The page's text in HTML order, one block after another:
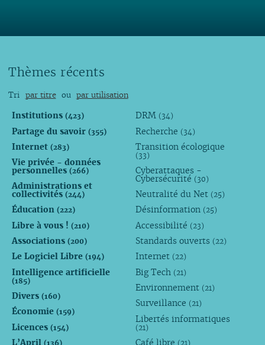
Thèmes récents
Tri par titre ou par utilisation
Institutions (423)
Partage du savoir (355)
Internet (283)
Vie privée - données
personnelles (266)
Administrations et
collectivités (244)
Éducation (222)
Libre à vous ! (210)
Associations (200)
Le Logiciel Libre (194)
Intelligence artificielle
(185)
Divers (160)
Économie (159)
Licences (154)
L’April (136)
DRM (34)
Recherche (34)
Transition écologique
(33)
Cyberattaques -
Cybersécurité (30)
Neutralité du Net (25)
Désinformation (25)
Accessibilité (23)
Standards ouverts (22)
Internet (22)
Big Tech (21)
Environnement (21)
Surveillance (21)
Libertés informatiques
(21)
Café libre (21)